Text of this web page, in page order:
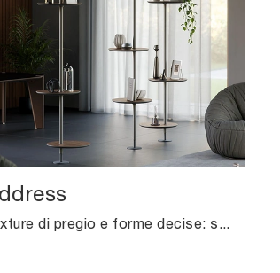
Texture di pregio e forme decise: scopri la libreria Address di Cattelan Italia tra le più belle Librerie design divisorie.